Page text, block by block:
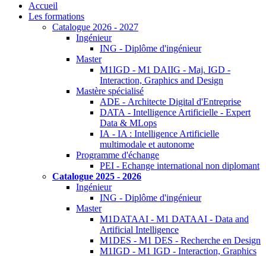
Accueil
Les formations
Catalogue 2026 - 2027
Ingénieur
ING - Diplôme d'ingénieur
Master
M1IGD - M1 DAIIG - Maj. IGD -
Interaction, Graphics and Design
Mastère spécialisé
ADE - Architecte Digital d'Entreprise
DATA - Intelligence Artificielle - Expert
Data & MLops
IA - IA : Intelligence Artificielle
multimodale et autonome
Programme d'échange
PEI - Echange international non diplomant
Catalogue 2025 - 2026
Ingénieur
ING - Diplôme d'ingénieur
Master
M1DATAAI - M1 DATAAI - Data and
Artificial Intelligence
M1DES - M1 DES - Recherche en Design
M1IGD - M1 IGD - Interaction, Graphics